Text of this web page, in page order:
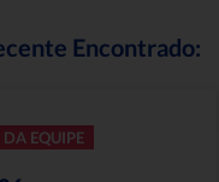
Encontrado:
EQUIPE